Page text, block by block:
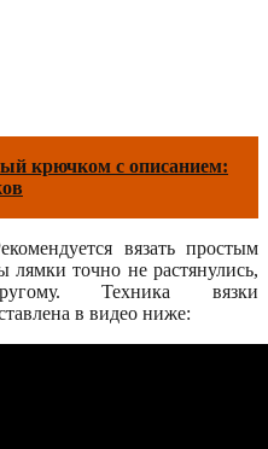
крючком с описанием:
вязать простым
лямки точно не растянулись,
Техника вязки
в видео ниже: